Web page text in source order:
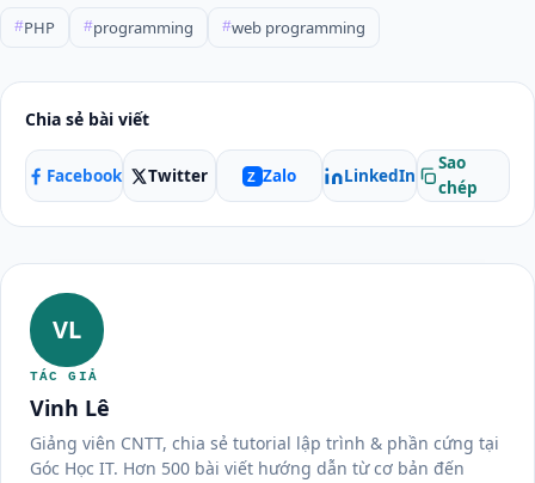
#PHP #programming #web programming
Chia sẻ bài viết
Facebook Twitter Z Zalo LinkedIn
Sao
chép
VL
TÁC GIẢ
Vinh Lê
Giảng viên CNTT, chia sẻ tutorial lập trình & phần cứng tại
Góc Học IT. Hơn 500 bài viết hướng dẫn từ cơ bản đến